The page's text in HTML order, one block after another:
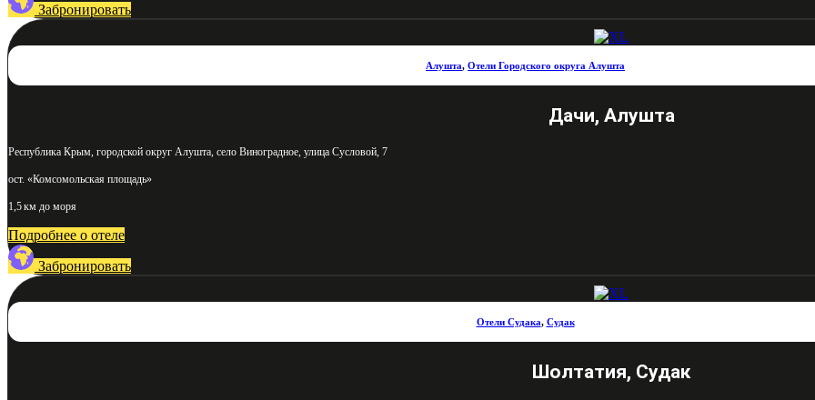
Забронировать
Алушта,Отели Городского округа Алушта
Дачи, Алушта
Республика Крым, городской округ Алушта, село Виноградное, улица Сусловой, 7
ост. «Комсомольская площадь»
1,5 км до моря
Подробнее о отеле
Забронировать
Отели Судака, Судак
Шолтатия, Судак